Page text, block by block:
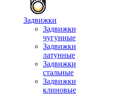
Задвижки
Задвижки
чугунные
Задвижки
латунные
Задвижки
стальные
Задвижки
клиновые